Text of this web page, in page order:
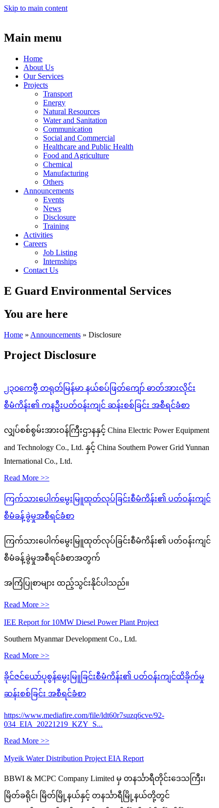
Skip to main content
Main menu
Home
About Us
Our Services
Projects
Transport
Energy
Natural Resources
Water and Sanitation
Communication
Social and Commercial
Healthcare and Public Health
Food and Agriculture
Chemical
Manufacturing
Others
Announcements
Events
News
Disclosure
Training
Activities
Careers
Job Listing
Internships
Contact Us
E Guard Environmental Services
You are here
Home » Announcements » Disclosure
Project Disclosure
၂၃၀ကေဗွီ တရုတ်မြန်မာ နယ်စပ်ဖြတ်ကျော် ဓာတ်အားလိုင်း
စီမံကိန်း၏ ကနဦးပတ်ဝန်းကျင် ဆန်းစစ်ခြင်း အစီရင်ခံစာ
လျှပ်စစ်စွမ်းအားဝန်ကြီးဌာနနှင့် China Electric Power Equipment
and Technology Co., Ltd. နှင့် China Southern Power Grid Yunnan
International Co., Ltd.
Read More >>
ကြက်သားပေါက်မွေးမြူထုတ်လုပ်ခြင်းစီမံကိန်း၏ ပတ်ဝန်းကျင်
စီမံခန့်ခွဲမှုအစီရင်ခံစာ
ကြက်သားပေါက်မွေးမြူထုတ်လုပ်ခြင်းစီမံကိန်း၏ ပတ်ဝန်းကျင်
စီမံခန့်ခွဲမှုအစီရင်ခံစာအတွက်
အကြံပြုစာများ ထည့်သွင်းနိုင်ပါသည်။
Read More >>
IEE Report for 10MW Diesel Power Plant Project
Southern Myanmar Development Co., Ltd.
Read More >>
ခိုင်ဇင်ယော်ပုစွန်မွေးမြူခြင်းစီမံကိန်း၏ ပတ်ဝန်းကျင်ထိခိုက်မှု
ဆန်းစစ်ခြင်း အစီရင်ခံစာ
https://www.mediafire.com/file/ldt60r7suzq6cve/92-
034_EIA_20221219_KZY_S...
Read More >>
Myeik Water Distribution Project EIA Report
BBWI & MCPC Company Limited မှ တနင်္သာရီတိုင်းဒေသကြီး၊
မြိတ်ခရိုင်၊ မြိတ်မြို့နယ်နှင့် တနင်္သာရီမြို့နယ်တို့တွင်